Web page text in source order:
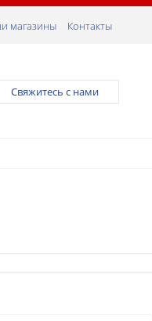
магазины Контакты
Свяжитесь с нами